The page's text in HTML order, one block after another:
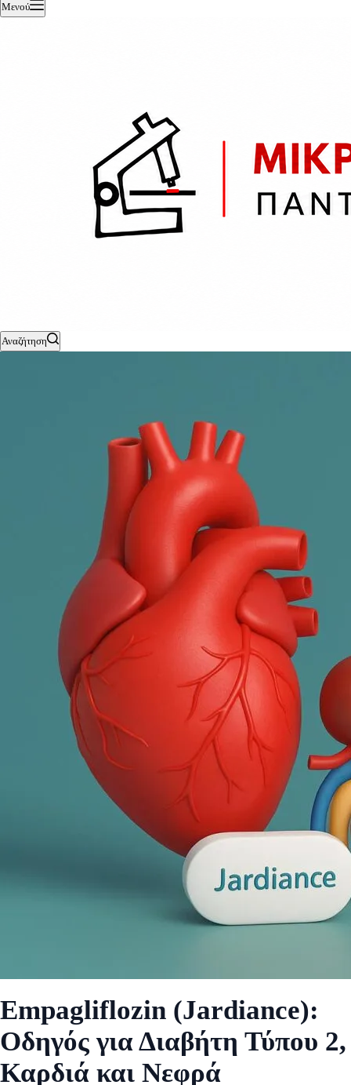
Μενού
Αναζήτηση
Empagliflozin (Jardiance):
Οδηγός για Διαβήτη Τύπου 2,
Καρδιά και Νεφρά